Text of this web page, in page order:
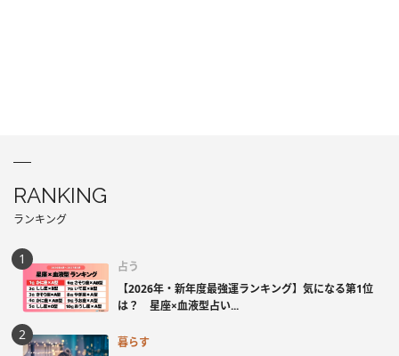
RANKING
ランキング
占う
【2026年・新年度最強運ランキング】気になる第1位
は？ 星座×血液型占い...
暮らす